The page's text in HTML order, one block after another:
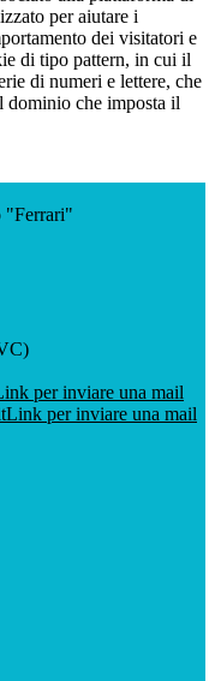
per aiutare i
dei visitatori e
di tipo pattern, in cui il
di numeri e lettere, che
dominio che imposta il
"Ferrari"
per inviare una mail
Link per inviare una mail